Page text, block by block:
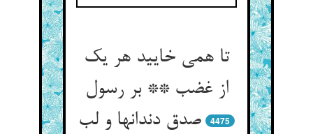
تا همی خایید هر یک
از غضب ** بر رسول
صدق دندانها و لب
4475